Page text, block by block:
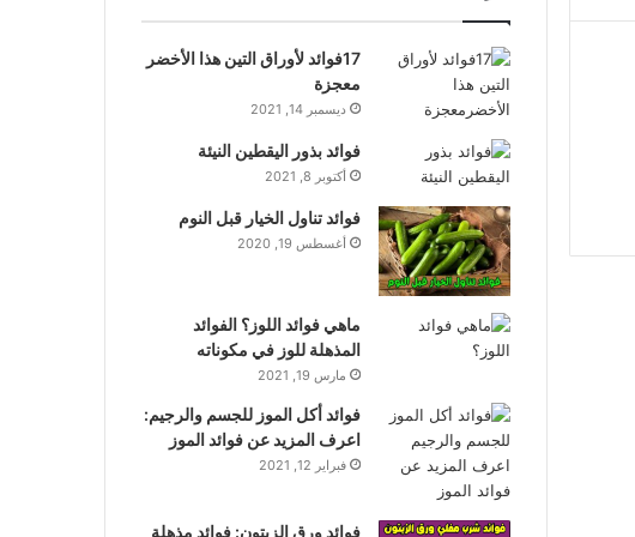
17فوائد لأوراق التين هذا الأخضر
معجزة
ديسمبر 14, 2021
فوائد بذور اليقطين النيئة
أكتوبر 8, 2021
فوائد تناول الخيار قبل النوم
أغسطس 19, 2020
ماهي فوائد اللوز؟ الفوائد
المذهلة للوز في مكوناته
مارس 19, 2021
فوائد أكل الموز للجسم والرجيم:
اعرف المزيد عن فوائد الموز
فبراير 12, 2021
فوائد ورق الزيتون: فوائد مذهلة